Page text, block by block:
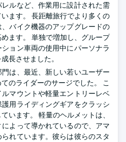
ルなど、作業用に設計された需
ます。 長距離旅行でより多くの
バイク機器のアップグレードの
ます。 単独で増加し、グループ
ョン車両の使用中にパーソナラ
長させました。
は、最近、新しい若いユーザー
のライダーのサージでした。 こ
マウントや軽量エントリーレベ
用ライディングギアをクラッシ
います。 軽量のヘルメットは、
よって導かれているので、アマ
れています。彼らは彼らのスタ